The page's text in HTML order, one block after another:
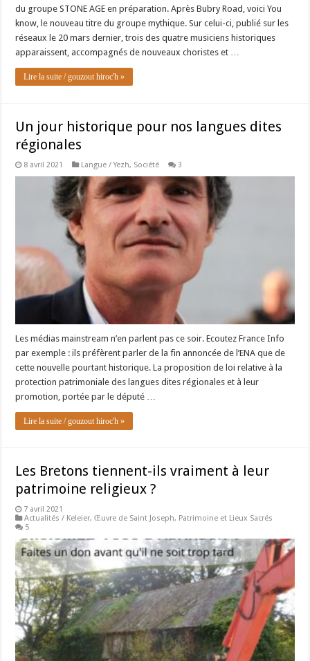
du groupe STONE AGE en préparation. Après Bubry Road, voici You
know, le nouveau titre du groupe mythique. Sur celui-ci, publié sur les
réseaux le 20 mars dernier, trois des quatre musiciens historiques
apparaissent, accompagnés de nouveaux choristes et …
Lire la suite / gouzout hiroc'h »
Un jour historique pour nos langues dites
régionales
8 avril 2021 Langue / Yezh, Société 3
Les médias mainstream n’en parlent pas ce soir. Ecoutez France Info
par exemple : ils préfèrent parler de la fin annoncée de l’ENA que de
cette nouvelle pourtant historique. La proposition de loi relative à la
protection patrimoniale des langues dites régionales et à leur
promotion, portée par le député …
Lire la suite / gouzout hiroc'h »
Les Bretons tiennent-ils vraiment à leur
patrimoine religieux ?
7 avril 2021
Actualités / Keleier,Œuvre de Saint Joseph, Patrimoine et Lieux Sacrés
5